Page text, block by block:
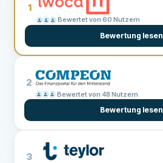
1
Bewertet von 60 Nutzern
Bewertung lesen
2
Bewertet von 48 Nutzern
Bewertung lesen
3